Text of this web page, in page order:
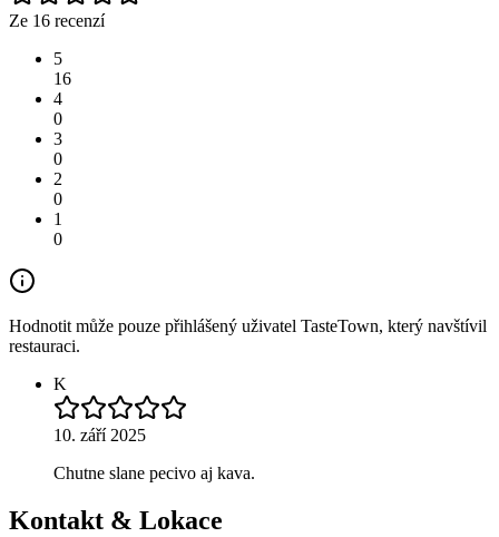
Ze 16 recenzí
5
16
4
0
3
0
2
0
1
0
Hodnotit může pouze přihlášený uživatel TasteTown, který navštívil
restauraci.
K
10. září 2025
Chutne slane pecivo aj kava.
Kontakt & Lokace